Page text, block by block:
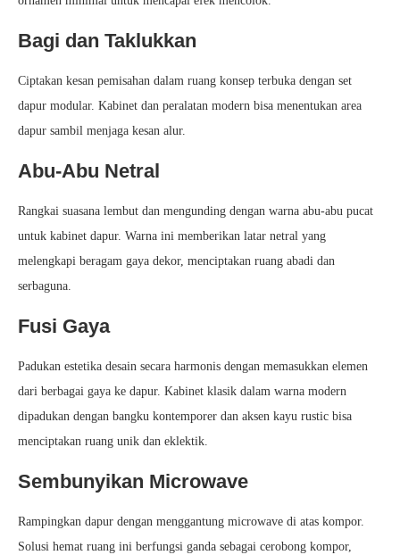
Bagi dan Taklukkan
Ciptakan kesan pemisahan dalam ruang konsep terbuka dengan set
dapur modular. Kabinet dan peralatan modern bisa menentukan area
dapur sambil menjaga kesan alur.
Abu-Abu Netral
Rangkai suasana lembut dan mengunding dengan warna abu-abu pucat
untuk kabinet dapur. Warna ini memberikan latar netral yang
melengkapi beragam gaya dekor, menciptakan ruang abadi dan
serbaguna.
Fusi Gaya
Padukan estetika desain secara harmonis dengan memasukkan elemen
dari berbagai gaya ke dapur. Kabinet klasik dalam warna modern
dipadukan dengan bangku kontemporer dan aksen kayu rustic bisa
menciptakan ruang unik dan eklektik.
Sembunyikan Microwave
Rampingkan dapur dengan menggantung microwave di atas kompor.
Solusi hemat ruang ini berfungsi ganda sebagai cerobong kompor,